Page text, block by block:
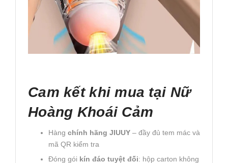
Cam kết khi mua tại Nữ
Hoàng Khoái Cảm
Hàng chính hãng JIUUY – đầy đủ tem mác và
mã QR kiểm tra
Đóng gói kín đáo tuyệt đối: hộp carton không